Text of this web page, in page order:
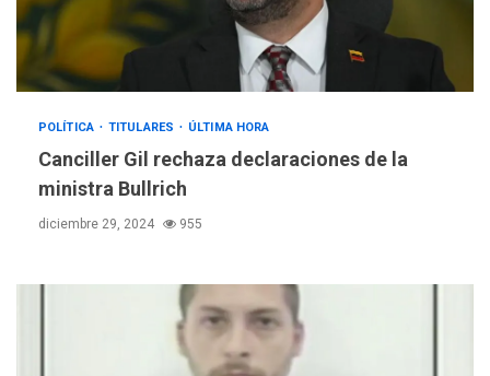
POLÍTICA TITULARES ÚLTIMA HORA
Canciller Gil rechaza declaraciones de la
ministra Bullrich
diciembre 29, 2024 955